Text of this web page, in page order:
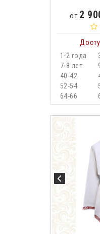
от 2
1-2 года
7-8 лет
40-42
52-54
64-66